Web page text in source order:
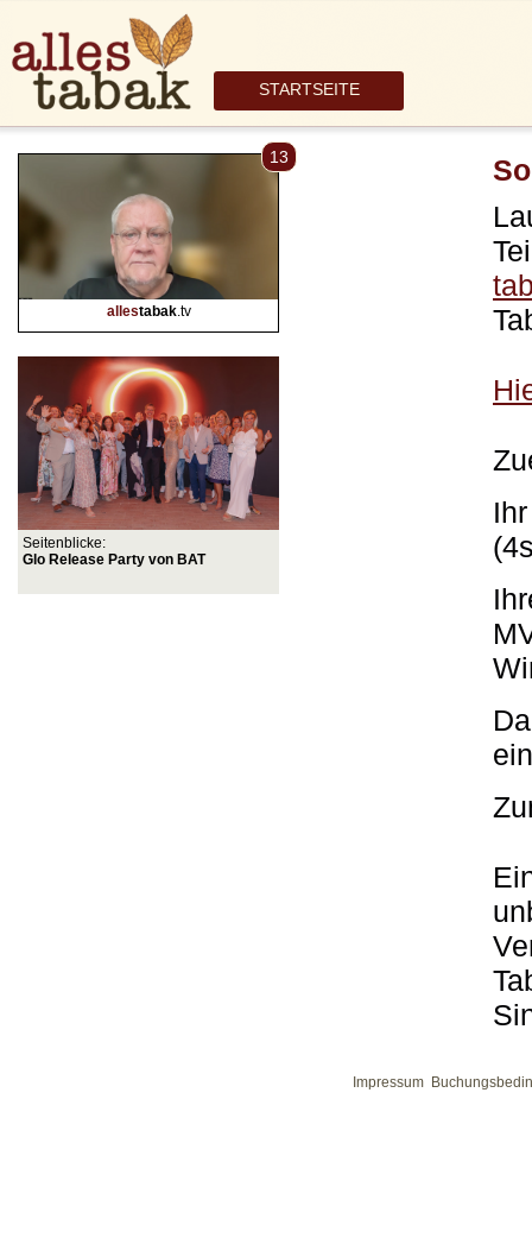
STARTSEITE
13
allestabak.tv
Seitenblicke:
Glo Release Party von BAT
Impressum